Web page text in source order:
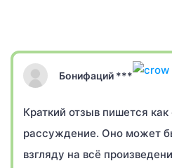
Бонифаций ***
Краткий отзыв пишется
рассуждение. Оно может
взгляду на всё